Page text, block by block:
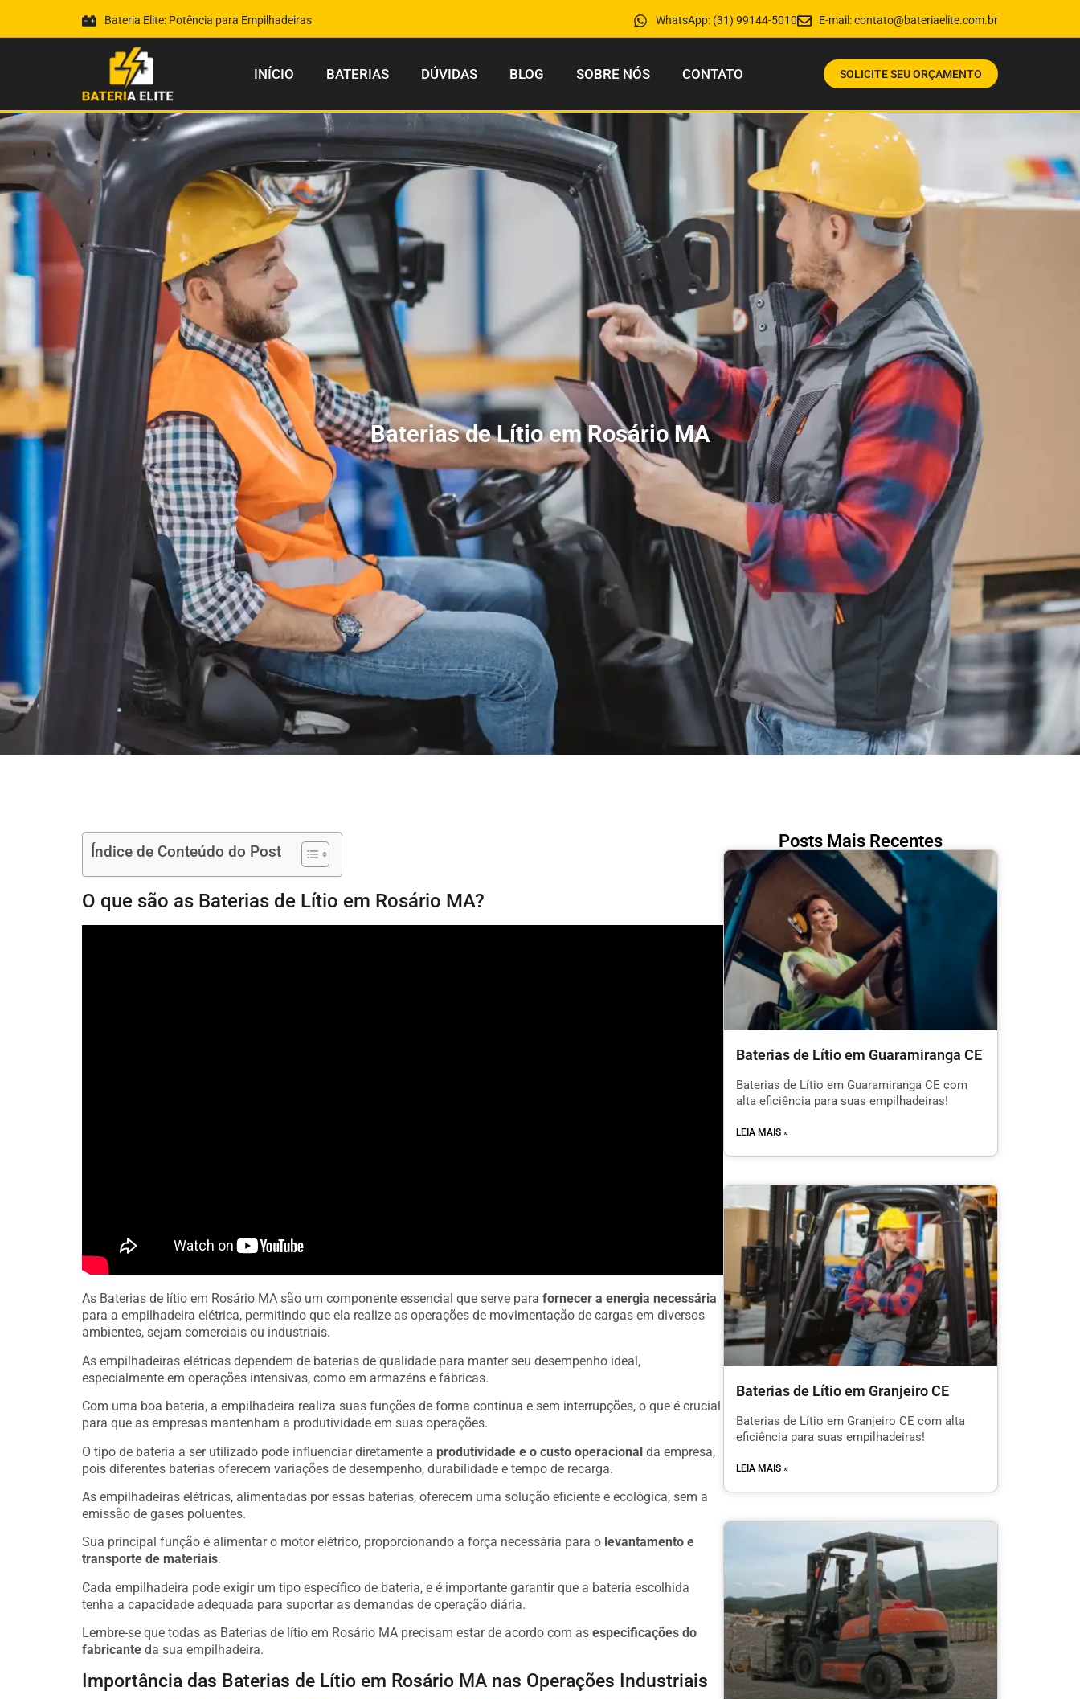
Bateria Elite: Potência para Empilhadeiras WhatsApp: (31) 99144-5010 E-mail:contato@bateriaelite.com.br
INÍCIO BATERIAS DÚVIDAS BLOG SOBRE NÓS CONTATO SOLICITE SEU ORÇAMENTO
Baterias de Lítio em Rosário MA
Índice de Conteúdo do Post
O que são as Baterias de Lítio em Rosário MA?
As Baterias de lítio em Rosário MA são um componente essencial que serve para fornecer a energia necessária
para a empilhadeira elétrica, permitindo que ela realize as operações de movimentação de cargas em diversos
ambientes, sejam comerciais ou industriais.
As empilhadeiras elétricas dependem de baterias de qualidade para manter seu desempenho ideal,
especialmente em operações intensivas, como em armazéns e fábricas.
Com uma boa bateria, a empilhadeira realiza suas funções de forma contínua e sem interrupções, o que é crucial
para que as empresas mantenham a produtividade em suas operações.
O tipo de bateria a ser utilizado pode influenciar diretamente a produtividade e o custo operacional da empresa,
pois diferentes baterias oferecem variações de desempenho, durabilidade e tempo de recarga.
As empilhadeiras elétricas, alimentadas por essas baterias, oferecem uma solução eficiente e ecológica, sem a
emissão de gases poluentes.
Sua principal função é alimentar o motor elétrico, proporcionando a força necessária para o levantamento e
transporte de materiais.
Cada empilhadeira pode exigir um tipo específico de bateria, e é importante garantir que a bateria escolhida
tenha a capacidade adequada para suportar as demandas de operação diária.
Lembre-se que todas as Baterias de lítio em Rosário MA precisam estar de acordo com as especificações do
fabricante da sua empilhadeira.
Importância das Baterias de Lítio em Rosário MA nas Operações Industriais
Posts Mais Recentes
Baterias de Lítio em Guaramiranga CE
Baterias de Lítio em Guaramiranga CE com
alta eficiência para suas empilhadeiras!
LEIA MAIS »
Baterias de Lítio em Granjeiro CE
Baterias de Lítio em Granjeiro CE com alta
eficiência para suas empilhadeiras!
LEIA MAIS »